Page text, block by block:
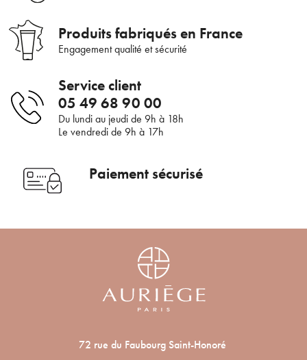
Produits fabriqués en France
Engagement qualité et sécurité
Service client
05 49 68 90 00
Du lundi au jeudi de 9h à 18h
Le vendredi de 9h à 17h
Paiement sécurisé
72 rue du Faubourg Saint-Honoré
JE M’INSCRIS
En renseignant votre adresse e-mail, vous acceptez de recevoir des